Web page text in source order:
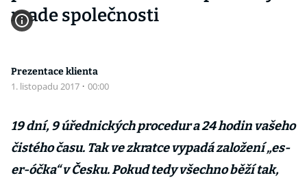
made společnosti
Prezentace klienta
1. listopadu 2017 · 00:00
19 dní, 9 úřednických procedur a 24 hodin vašeho
čistého času. Tak ve zkratce vypadá založení „es-
er-óčka“ v Česku. Pokud tedy všechno běží tak,